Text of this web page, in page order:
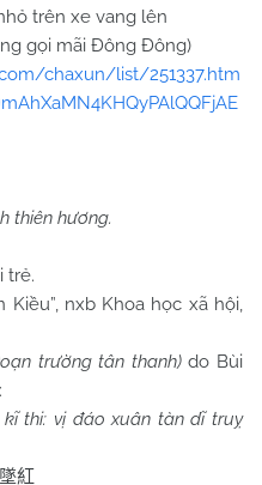
trên xe vang lên
gọi mãi Đông Đông)
chaxun/list/251337.htm
thiên hương.
trẻ.
Kiều”, nxb Khoa học xã hội,
trường tân thanh)do Bùi
thi: vị đáo xuân tàn dĩ truỵ
紅